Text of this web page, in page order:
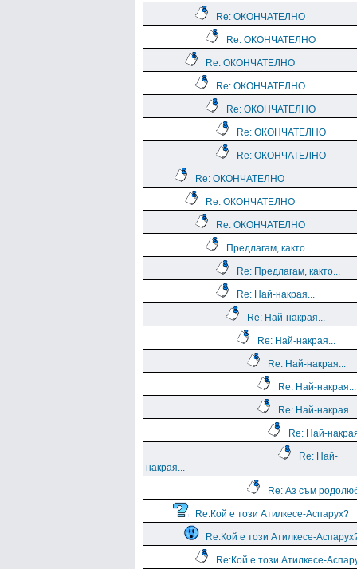
Re: ОКОНЧАТЕЛНО
Re: ОКОНЧАТЕЛНО
Re: ОКОНЧАТЕЛНО
Re: ОКОНЧАТЕЛНО
Re: ОКОНЧАТЕЛНО
Re: ОКОНЧАТЕЛНО
Re: ОКОНЧАТЕЛНО
Re: ОКОНЧАТЕЛНО
Re: ОКОНЧАТЕЛНО
Re: ОКОНЧАТЕЛНО
Предлагам, както...
Re: Предлагам, както...
Re: Най-накрая...
Re: Най-накрая...
Re: Най-накрая...
Re: Най-накрая...
Re: Най-накрая...
Re: Най-накрая...
Re: Най-
Re: Най-
накрая...
Re: Аз съм
Re:Кой е този Атилкесе-Аспарух?
Re:Кой е този Атилкесе-
Re:Кой е този Атилкесе-